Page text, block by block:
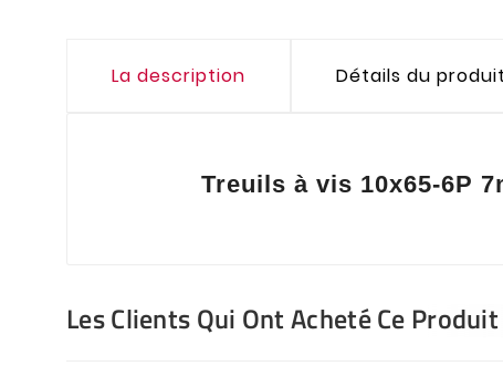
La description Détails du produit
Treuils à vis 10x65-6P
Les Clients Qui Ont Acheté Ce